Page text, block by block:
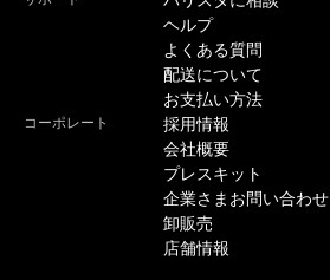
ヘルプ
よくある質問
配送について
お支払い方法
コーポレート
採用情報
会社概要
プレスキット
企業さまお問い合わせ
卸販売
店舗情報